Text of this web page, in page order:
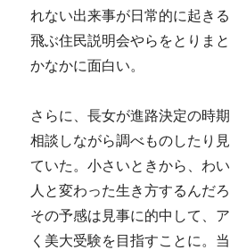
れない出来事が日常的に起き
飛ぶ住民説明会やらをとりま
かなかに面白い。
さらに、長女が進路決定の時
相談しながら調べものしたり
ていた。小さいときから、わ
人と変わった生き方するんだ
その予感は見事に的中して、
く美大受験を目指すことに。